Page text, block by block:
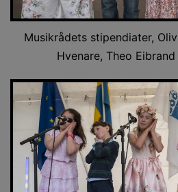
Musikrådets stipendiater,
Hvenare, Theo